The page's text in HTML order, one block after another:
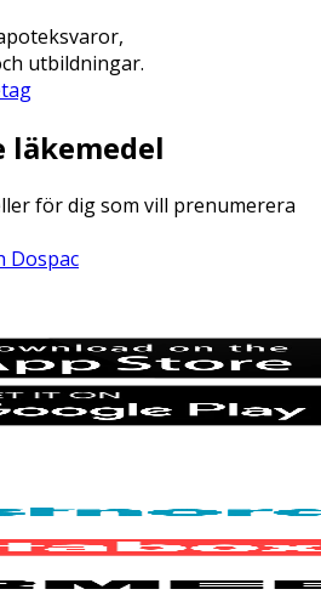
utbildningar.
läkemedel
för dig som vill prenumerera
Dospac